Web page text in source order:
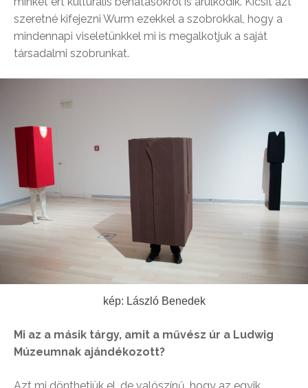
szeretné kifejezni Wurm ezekkel a szobrokkal, hogy a
mindennapi viseletünkkel mi is megalkotjuk a saját
társadalmi szobrunkat.
kép: László Benedek
Mi az a másik tárgy, amit a művész úr a Ludwig
Múzeumnak ajándékozott?